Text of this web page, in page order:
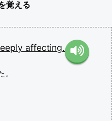
覚える
affecting.
。